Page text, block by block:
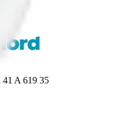
41 A 619 35